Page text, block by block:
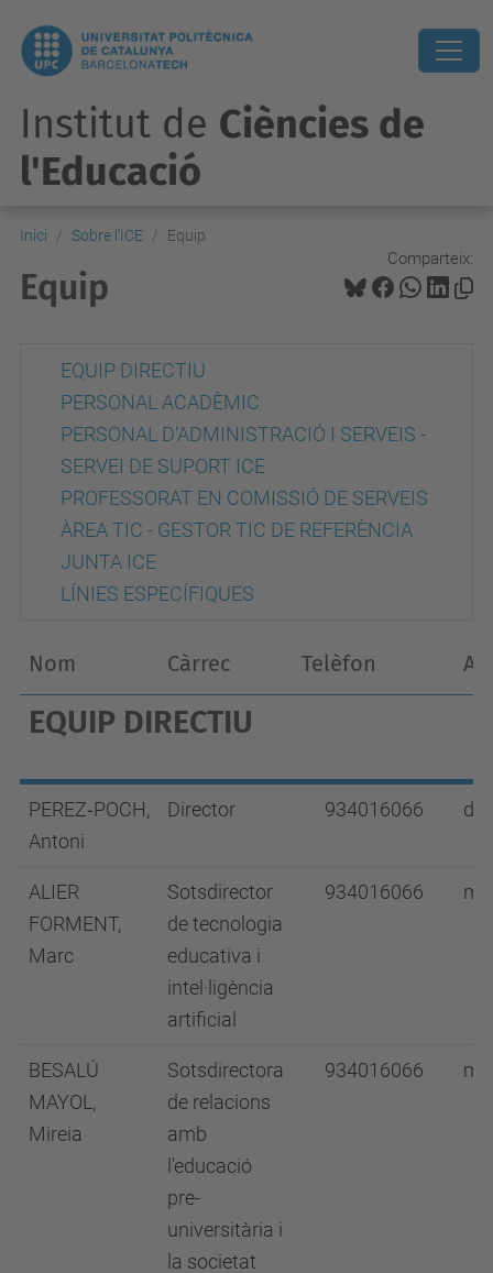
Institut de Ciències de
l'Educació
Inici Sobre l’ICE Equip
Comparteix:
Equip
EQUIP DIRECTIU
PERSONAL ACADÈMIC
PERSONAL D'ADMINISTRACIÓ I SERVEIS -
SERVEI DE SUPORT ICE
PROFESSORAT EN COMISSIÓ DE SERVEIS
ÀREA TIC - GESTOR TIC DE REFERÈNCIA
JUNTA ICE
LÍNIES ESPECÍFIQUES
Nom Càrrec Telèfon
EQUIP DIRECTIU
PEREZ‑POCH,
Antoni
Director 934016066
ALIER
FORMENT,
Marc
Sotsdirector
de tecnologia
educativa i
intel·ligència
artificial
934016066
BESALÚ
MAYOL,
Mireia
Sotsdirectora
de relacions
amb
l'educació
pre-
universitària i
la societat
934016066